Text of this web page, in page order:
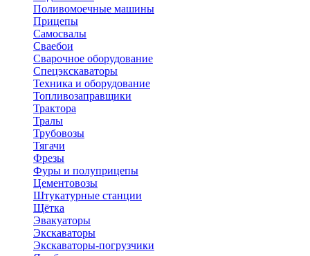
Поливомоечные машины
Прицепы
Самосвалы
Сваебои
Сварочное оборудование
Спецэкскаваторы
Техника и оборудование
Топливозаправщики
Трактора
Тралы
Трубовозы
Тягачи
Фрезы
Фуры и полуприцепы
Цементовозы
Штукатурные станции
Щётка
Эвакуаторы
Экскаваторы
Экскаваторы-погрузчики